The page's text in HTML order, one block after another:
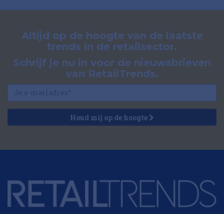
Altijd op de hoogte van de laatste
trends in de retailsector.
Schrijf je nu in voor de nieuwsbrieven
van RetailTrends.
Houd mij op de hoogte